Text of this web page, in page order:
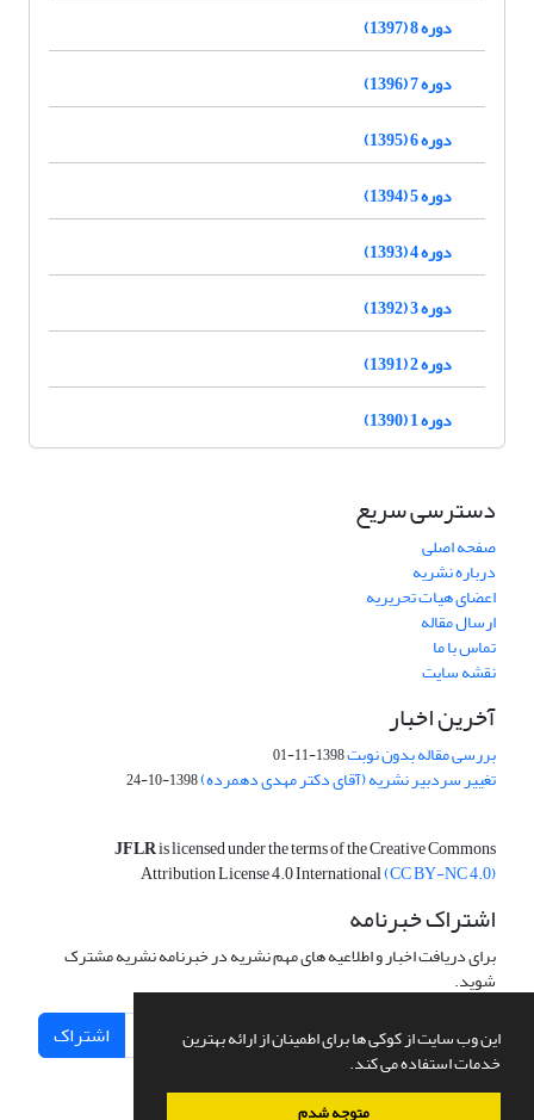
این وب سایت از کوکی ها برای اطمینان از ارائه بهترین
خدمات استفاده می کند.
متوجه شدم
دوره 8 (1397)
دوره 7 (1396)
دوره 6 (1395)
دوره 5 (1394)
دوره 4 (1393)
دوره 3 (1392)
دوره 2 (1391)
دوره 1 (1390)
دسترسی سریع
صفحه اصلی
درباره نشریه
اعضای هیات تحریریه
ارسال مقاله
تماس با ما
نقشه سایت
آخرین اخبار
بررسی مقاله بدون نوبت1398-11-01
تغییر سردبیر نشریه (آقای دکتر مهدی دهمرده)1398-10-24
JFLRis licensed under the terms of the Creative Commons
Attribution License 4.0 International(CC BY-NC 4.0)
اشتراک خبرنامه
برای دریافت اخبار و اطلاعیه های مهم نشریه در خبرنامه نشریه مشترک
شوید.
اشتراک